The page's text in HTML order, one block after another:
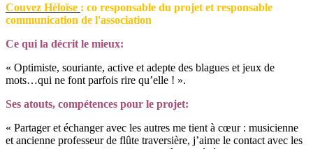
Couvez Héloïse : co responsable du projet et responsable
communication de l'association
Ce qui la décrit le mieux:
« Optimiste, souriante, active et adepte des blagues et jeux de
mots…qui ne font parfois rire qu’elle ! ».
Ses atouts, compétences pour le projet:
« Partager et échanger avec les autres me tient à cœur : musicienne
et ancienne professeur de flûte traversière, j’aime le contact avec les